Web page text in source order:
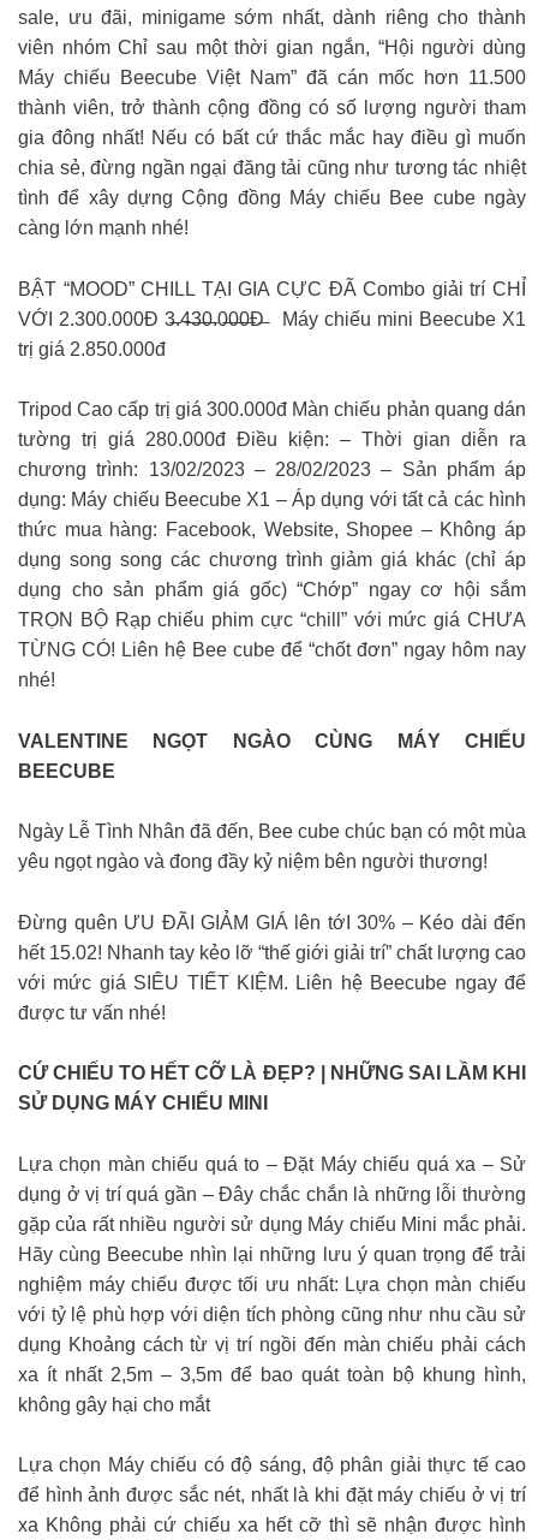
sale, ưu đãi, minigame sớm nhất, dành riêng cho thành
viên nhóm Chỉ sau một thời gian ngắn, “Hội người dùng
Máy chiếu Beecube Việt Nam” đã cán mốc hơn 11.500
thành viên, trở thành cộng đồng có số lượng người tham
gia đông nhất! Nếu có bất cứ thắc mắc hay điều gì muốn
chia sẻ, đừng ngần ngại đăng tải cũng như tương tác nhiệt
tình để xây dựng Cộng đồng Máy chiếu Bee cube ngày
càng lớn mạnh nhé!
BẬT “MOOD” CHILL TẠI GIA CỰC ĐÃ Combo giải trí CHỈ
VỚI 2.300.000Đ 3̶.4̶3̶0̶.0̶0̶0̶Đ̶ Máy chiếu mini Beecube X1
trị giá 2.850.000đ
Tripod Cao cấp trị giá 300.000đ Màn chiếu phản quang dán
tường trị giá 280.000đ Điều kiện: – Thời gian diễn ra
chương trình: 13/02/2023 – 28/02/2023 – Sản phẩm áp
dụng: Máy chiếu Beecube X1 – Áp dụng với tất cả các hình
thức mua hàng: Facebook, Website, Shopee – Không áp
dụng song song các chương trình giảm giá khác (chỉ áp
dụng cho sản phẩm giá gốc) “Chớp” ngay cơ hội sắm
TRỌN BỘ Rạp chiếu phim cực “chill” với mức giá CHƯA
TỪNG CÓ! Liên hệ Bee cube để “chốt đơn” ngay hôm nay
nhé!
VALENTINE NGỌT NGÀO CÙNG MÁY CHIẾU
BEECUBE
Ngày Lễ Tình Nhân đã đến, Bee cube chúc bạn có một mùa
yêu ngọt ngào và đong đầy kỷ niệm bên người thương!
Đừng quên ƯU ĐÃI GIẢM GIÁ lên tớI 30% – Kéo dài đến
hết 15.02! Nhanh tay kẻo lỡ “thế giới giải trí” chất lượng cao
với mức giá SIÊU TIẾT KIỆM. Liên hệ Beecube ngay để
được tư vấn nhé!
CỨ CHIẾU TO HẾT CỠ LÀ ĐẸP? | NHỮNG SAI LẦM KHI
SỬ DỤNG MÁY CHIẾU MINI
Lựa chọn màn chiếu quá to – Đặt Máy chiếu quá xa – Sử
dụng ở vị trí quá gần – Đây chắc chắn là những lỗi thường
gặp của rất nhiều người sử dụng Máy chiếu Mini mắc phải.
Hãy cùng Beecube nhìn lại những lưu ý quan trọng để trải
nghiệm máy chiếu được tối ưu nhất: Lựa chọn màn chiếu
với tỷ lệ phù hợp với diện tích phòng cũng như nhu cầu sử
dụng Khoảng cách từ vị trí ngồi đến màn chiếu phải cách
xa ít nhất 2,5m – 3,5m để bao quát toàn bộ khung hình,
không gây hại cho mắt
Lựa chọn Máy chiếu có độ sáng, độ phân giải thực tế cao
để hình ảnh được sắc nét, nhất là khi đặt máy chiếu ở vị trí
xa Không phải cứ chiếu xa hết cỡ thì sẽ nhận được hình